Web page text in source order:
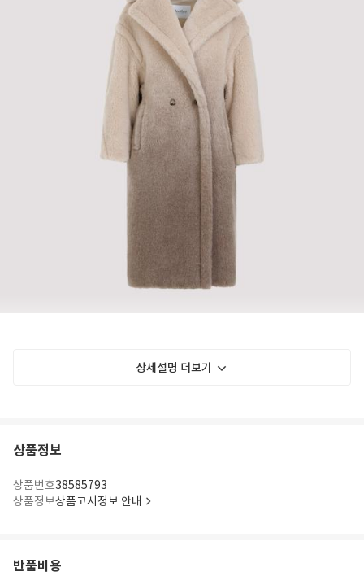
상세설명 더보기
상품정보
상품번호38585793
상품정보상품고시정보 안내
반품비용